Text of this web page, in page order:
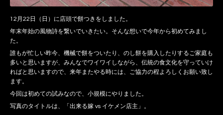
12月22日（日）に店頭で餅つきをしました。
年末年始の風物詩を繋いでいきたい。そんな想いで今年から初めてみまし
た。
誰もが忙しい昨今、機械で餅をついたり、のし餅を購入したりするご家庭も
多いと思いますが、みんなでワイワイしながら、伝統の食文化を守っていけ
ればと思いますので、来年またやる時には、ご協力の程よろしくお願い致し
ます。
今回は初めての試みなので、小規模にやりました。
写真のタイトルは、「出来る嫁 vs イケメン店主」。